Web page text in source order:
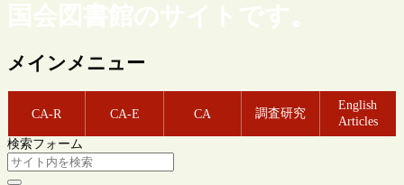
国会図書館のサイトです。
メインメニュー
CA-R CA-E CA 調査研究
English
Articles
検索フォーム